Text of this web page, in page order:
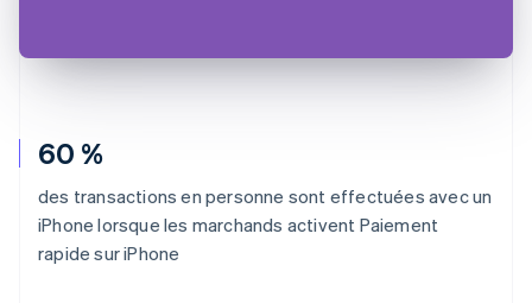
60 %
des transactions en personne sont effectuées avec un
iPhone lorsque les marchands activent Paiement
rapide sur iPhone